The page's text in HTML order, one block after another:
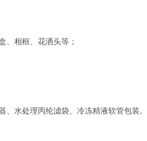
、相框、花洒头等；
、水处理丙纶滤袋、冷冻精液软管包装。